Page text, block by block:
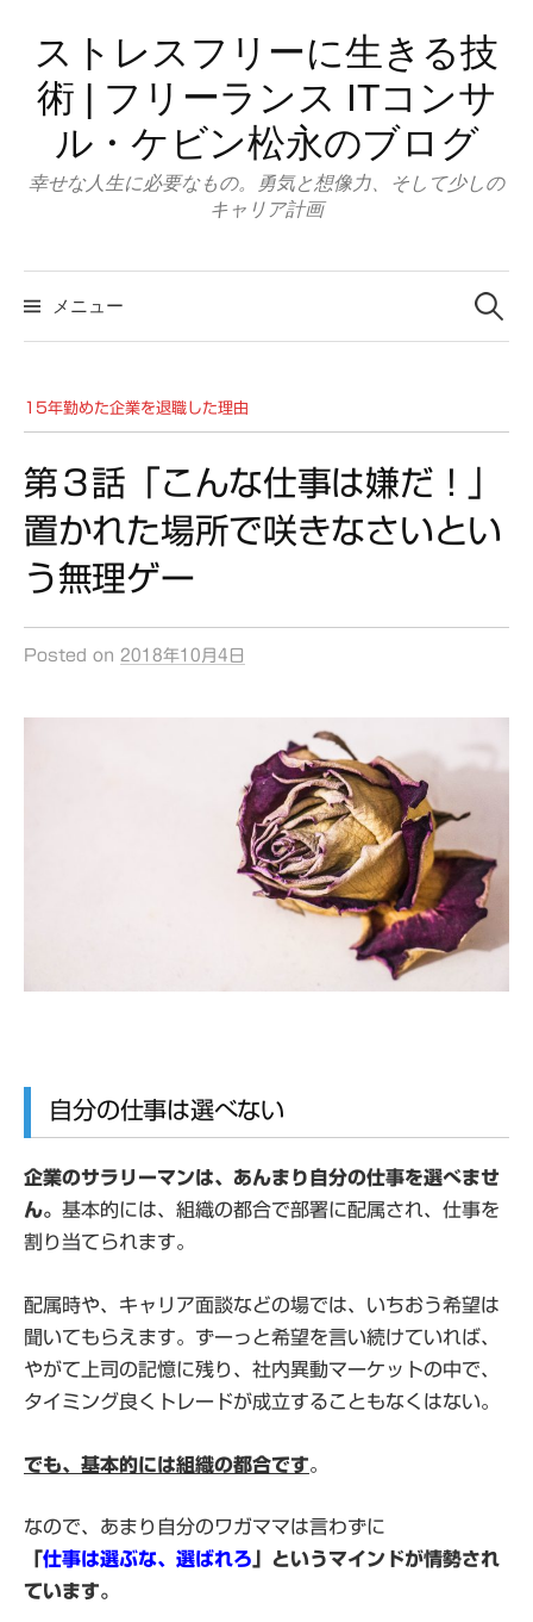
ン
へ
ッ
プ
ストレスフリーに生きる技
術 | フリーランス ITコンサ
ル・ケビン松永のブログ
幸せな人生に必要なもの。勇気と想像力、そして少しの
キャリア計画
メニュー
索:
15年勤めた企業を退職した理由
第３話「こんな仕事は嫌だ！」
置かれた場所で咲きなさいとい
う無理ゲー
Posted on 2018年10月4日
自分の仕事は選べない
企業のサラリーマンは、あんまり自分の仕事を選べませ
ん。 基本的には、組織の都合で部署に配属され、仕事を
割り当てられます。
配属時や、キャリア面談などの場では、いちおう希望は
聞いてもらえます。ずーっと希望を言い続けていれば、
やがて上司の記憶に残り、社内異動マーケットの中で、
タイミング良くトレードが成立することもなくはない。
でも、基本的には組織の都合です。
なので、あまり自分のワガママは言わずに
「仕事は選ぶな、選ばれろ 」というマインドが情勢され
ています。